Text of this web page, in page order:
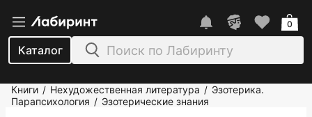
Каталог
0
Книги / Нехудожественная литература / Эзотерика.
Парапсихология / Эзотерические знания